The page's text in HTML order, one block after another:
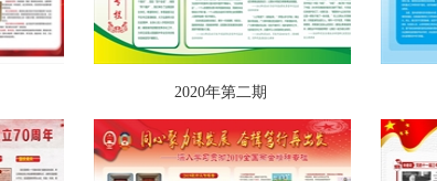
2020年第二期